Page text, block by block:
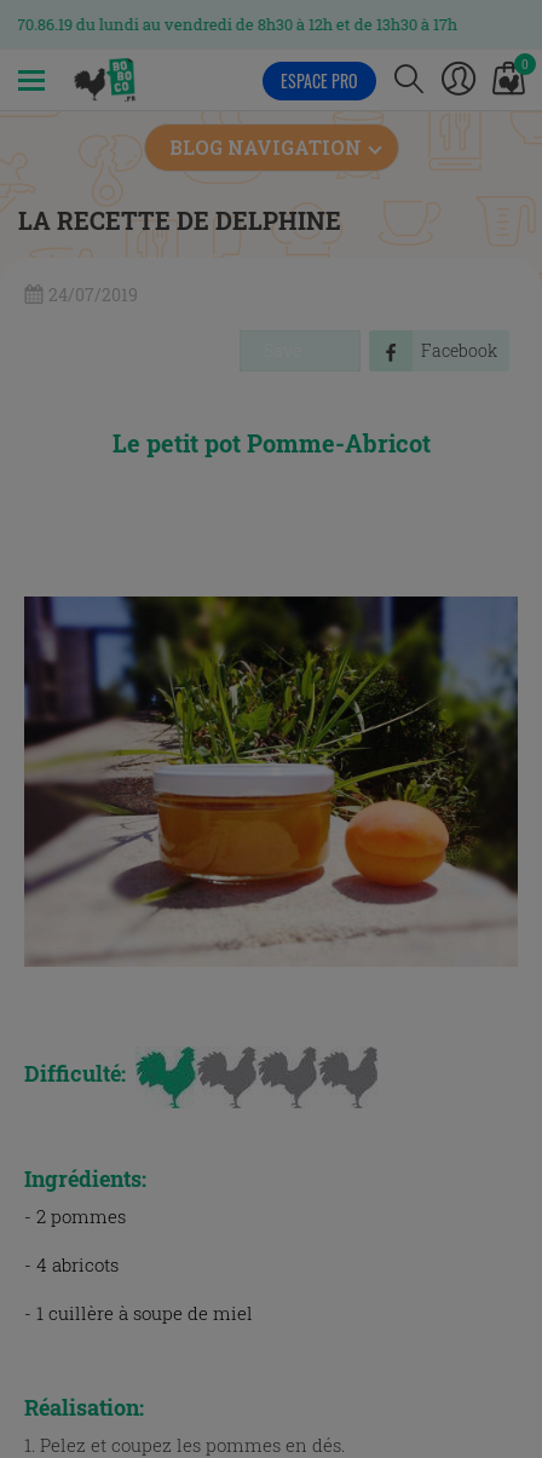
du lundi au vendredi de 8h30 à 12h et de 13h30 à 17h
0
ESPACE PRO
BLOG NAVIGATION
LA RECETTE DE DELPHINE
24/07/2019
Facebook
Le petit pot Pomme-Abricot
Difficulté:
Ingrédients:
- 2 pommes
- 4 abricots
- 1 cuillère à soupe de miel
Réalisation:
1. Pelez et coupez les pommes en dés.